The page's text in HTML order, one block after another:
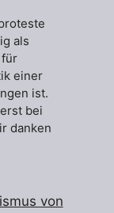
als
einer
ist.
bei
danken